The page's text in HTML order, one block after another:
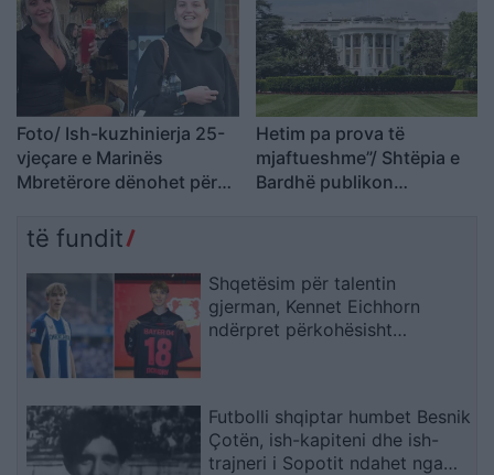
Foto/ Ish-kuzhinierja 25-
vjeçare e Marinës
Mbretërore dënohet për
marinarëve në HMS
Hetim pa prova të
mjaftueshme”/ Shtëpia e
Bardhë publikon
çështjen Trump
të fundit
Shqetësim për talentin
gjerman, Kennet Eichhorn
ndërpret përkohësisht
Futbolli shqiptar humbet Besnik
Çotën, ish-kapiteni dhe ish-
trajneri i Sopotit ndahet nga